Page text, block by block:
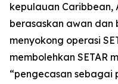
kepulauan Caribbean,
berasaskan awan dan
menyokong operasi
membolehkan SETAR
“pengecasan sebagai